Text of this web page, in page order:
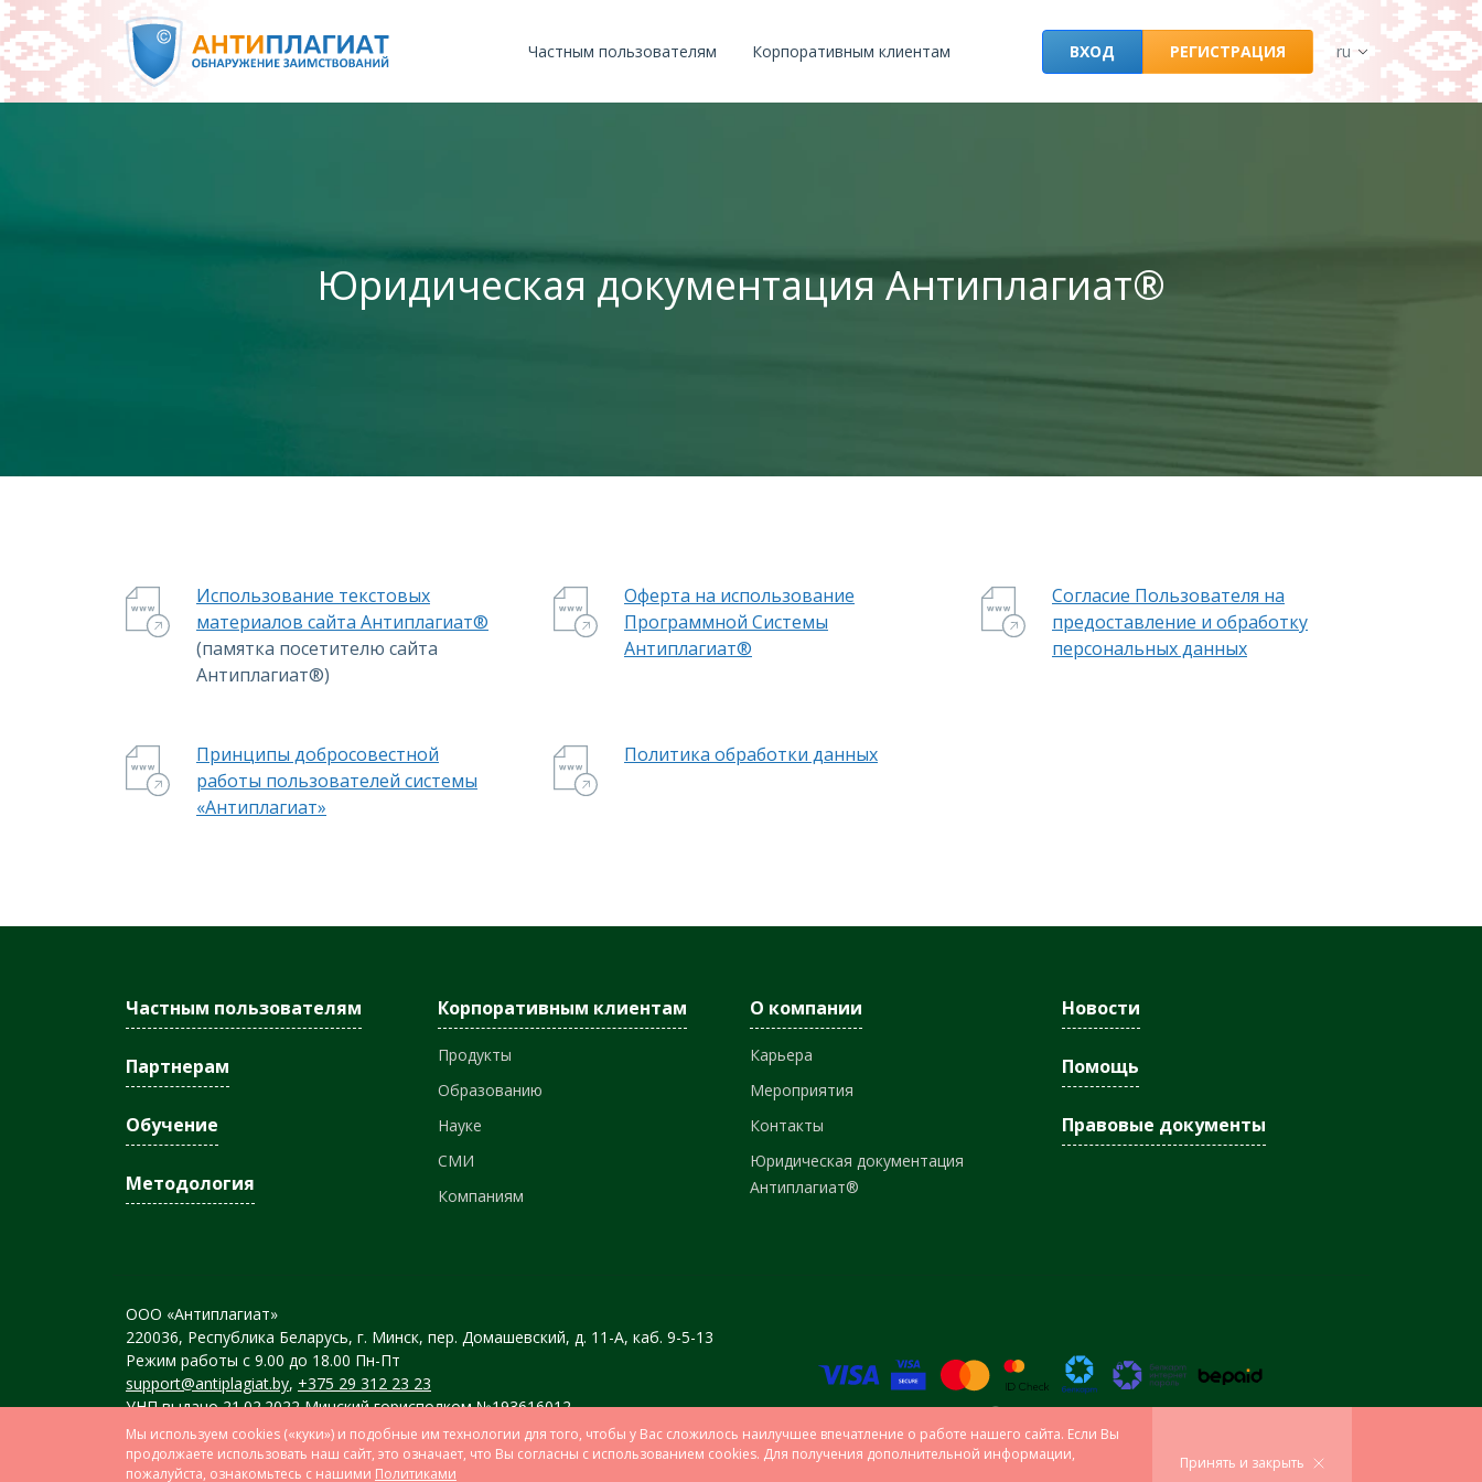
Частным пользователям Корпоративным клиентам ВХОД РЕГИСТРАЦИЯ ru
Мы используем cookies («куки») и подобные им технологии для того, чтобы у Вас сложилось наилучшее впечатление о работе нашего сайта. Если Вы
продолжаете использовать наш сайт, это означает, что Вы согласны с использованием cookies. Для получения дополнительной информации,
пожалуйста, ознакомьтесь с нашими Политиками
Принять и закрыть
Юридическая документация Антиплагиат®
Использование текстовых
материалов сайта Антиплагиат®
(памятка посетителю сайта
Антиплагиат®)
Оферта на использование
Программной Системы
Антиплагиат®
Согласие Пользователя на
предоставление и обработку
персональных данных
Принципы добросовестной
работы пользователей системы
«Антиплагиат»
Политика обработки данных​​​​​​
Частным пользователям
Партнерам
Обучение
Методология
Корпоративным клиентам
Продукты
Образованию
Науке
СМИ
Компаниям
О компании
Карьера
Мероприятия
Контакты
Юридическая документация
Антиплагиат®
Новости
Помощь
Правовые документы
ООО «Антиплагиат»
220036, Республика Беларусь, г. Минск, пер. Домашевский, д. 11-А, каб. 9-5-13
Режим работы с 9.00 до 18.00 Пн-Пт
support@antiplagiat.by, +375 29 312 23 23
УНП выдано 21.02.2022 Минский горисполком №193616012
© 2005 - 2026
ООО «Антиплагиат»